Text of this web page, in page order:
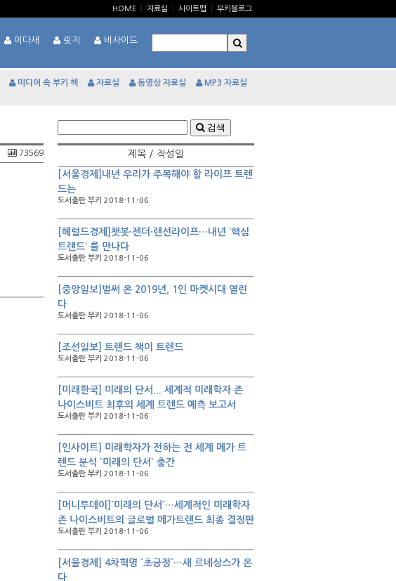
HOME 자료실 사이트맵 부키블로그
이다새 릿지 비사이드
미디어 속 부키 책 자료실 동영상 자료실 MP3 자료실
73569
검색
제목 / 작성일
[서울경제]내년 우리가 주목해야 할 라이프 트렌
드는
도서출판 부키 2018-11-06
[헤럴드경제]챗봇·젠더·랜선라이프…내년 ‘핵심
트렌드’ 를 만나다
도서출판 부키 2018-11-06
[중앙일보]벌써 온 2019년, 1인 마켓시대 열린
다
도서출판 부키 2018-11-06
[조선일보] 트렌드 책이 트렌드
도서출판 부키 2018-11-06
[미래한국] 미래의 단서... 세계적 미래학자 존
나이스비트 최후의 세계 트렌드 예측 보고서
도서출판 부키 2018-11-06
[인사이트] 미래학자가 전하는 전 세계 메가 트
렌드 분석 `미래의 단서` 출간
도서출판 부키 2018-11-06
[머니투데이]`미래의 단서`…세계적인 미래학자
존 나이스비트의 글로벌 메가트렌드 최종 결정판
도서출판 부키 2018-11-06
[서울경제] 4차혁명 `초긍정`…새 르네상스가 온
다